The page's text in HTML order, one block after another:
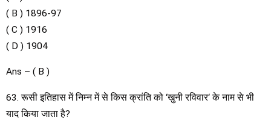
( B ) 1896-97
( C ) 1916
( D ) 1904
Ans – ( B )
63. रूसी इतिहास में निम्न में से किस क्रांति को ‘खुनी रविवार‘ के नाम से भी
याद किया जाता है?